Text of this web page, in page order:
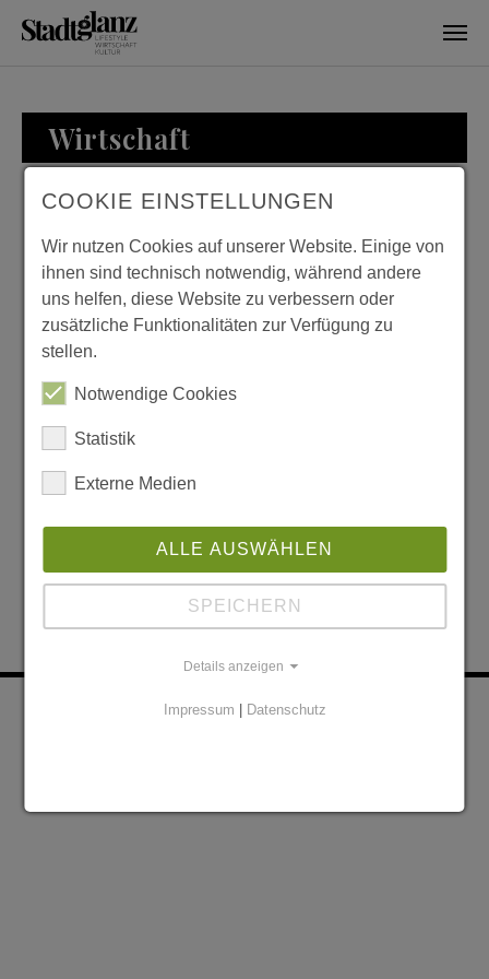
Wirtschaft
WIRTSCHAFT
ZU BESUCH BEI
FAMILIE LOESER
KONTAKT
COOKIE EINSTELLUNGEN
Wir nutzen Cookies auf unserer Website. Einige von
ihnen sind technisch notwendig, während andere
uns helfen, diese Website zu verbessern oder
zusätzliche Funktionalitäten zur Verfügung zu
stellen.
Notwendige Cookies
Statistik
Externe Medien
ALLE AUSWÄHLEN
SPEICHERN
Details anzeigen
Impressum Datenschutz